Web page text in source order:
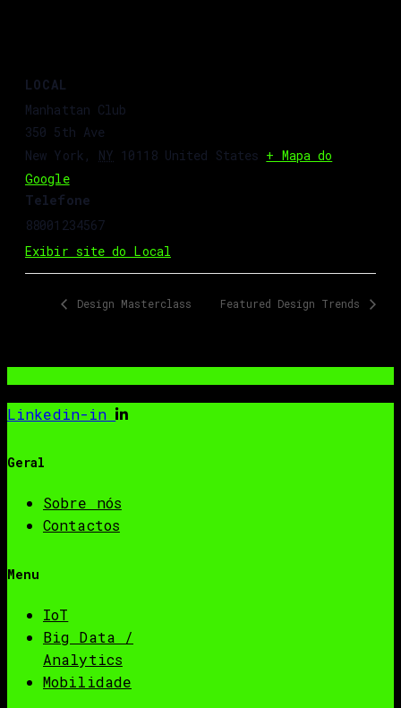
LOCAL
Manhattan Club
350 5th Ave
New York , NY 10118 United States + Mapa do
Google
Telefone
88001234567
Exibir site do Local
Design Masterclass Featured Design Trends
Linkedin-in
Geral
Sobre nós
Contactos
Menu
IoT
Big Data /
Analytics
Mobilidade